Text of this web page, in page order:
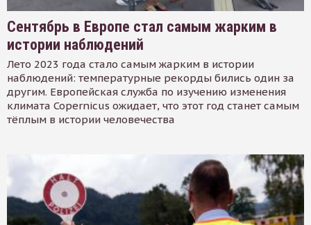
Сентябрь в Европе стал самым жарким в
истории наблюдений
Лето 2023 года стало самым жарким в истории
наблюдений: температурные рекорды бились один за
другим. Европейская служба по изучению изменения
климата Copernicus ожидает, что этот год станет самым
тёплым в истории человечества